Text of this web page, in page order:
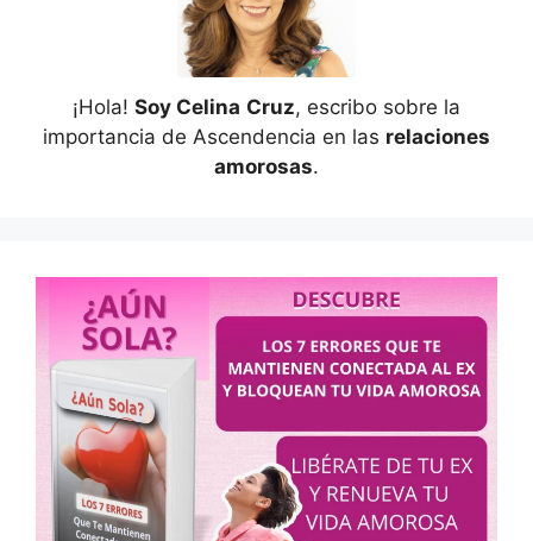
¡Hola! Soy Celina Cruz, escribo sobre la
importancia de Ascendencia en las relaciones
amorosas.